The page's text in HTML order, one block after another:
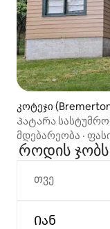
კოტეჯი
Პატარა
ყურედან
მდებარეობა ·
როდის
თვე
Იან